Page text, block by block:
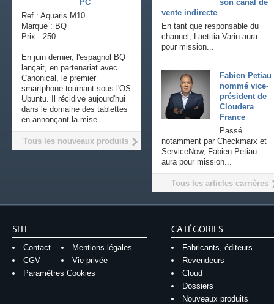
son canal de
vente indirecte
En tant que responsable du
channel, Laetitia Varin aura
pour mission...
Fabien Petiau
nommé vice-
président de
Cloudera
France
Passé
notamment par Checkmarx et
ServiceNow, Fabien Petiau
aura pour mission...
Tous les articles carrières
PC
Ref : Aquaris M10
Marque : BQ
Prix : 250
En juin dernier, l'espagnol BQ
lançait, en partenariat avec
Canonical, le premier
smartphone tournant sous l'OS
Ubuntu. Il récidive aujourd'hui
dans le domaine des tablettes
en annonçant la mise...
Tous les nouveaux produits
SITE
Contact
Mentions légales
CGV
Vie privée
Paramètres Cookies
CATÉGORIES
Fabricants, éditeurs
Revendeurs
Cloud
Dossiers
Nouveaux produits